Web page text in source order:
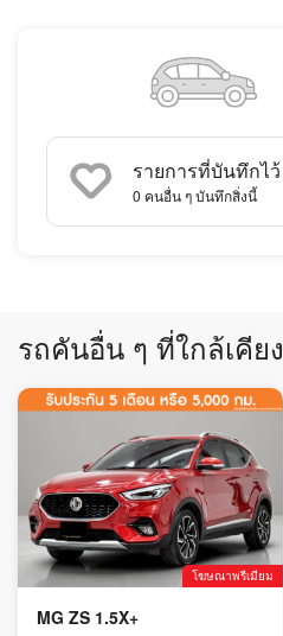
รายการที่บันทึกไว้
0 คนอื่น ๆ บันทึกสิ่งนี้
รถคันอื่น ๆ ที่ใกล้เคียง
โฆษณาพรีเมียม
MG ZS 1.5X+